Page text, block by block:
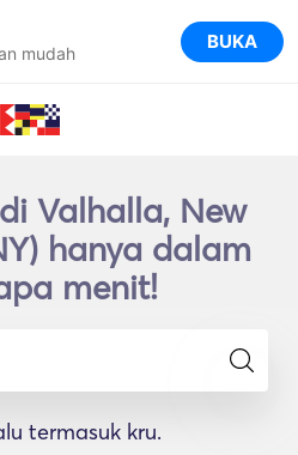
mudah BUKA
Valhalla, New
hanya dalam
menit!
termasuk kru.